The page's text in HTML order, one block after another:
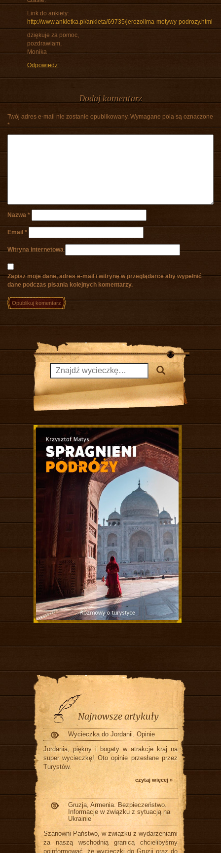
Link do ankiety:
http://www.ankietka.pl/ankieta/69735/jerozolima-motywy-podrozy.html
dziękuje za pomoc,
pozdrawiam,
Monika
Odpowiedz
Dodaj komentarz
Twój adres e-mail nie zostanie opublikowany. Wymagane pola są oznaczone
*
Nazwa *
Email *
Witryna internetowa
Zapisz moje dane, adres e-mail i witrynę w przeglądarce aby wypełnić
dane podczas pisania kolejnych komentarzy.
Najnowsze artykuły
Wycieczka do Jordanii. Opinie
Jordania, piękny i bogaty w atrakcje kraj na
super wycieczkę! Oto opinie przesłane przez
Turystów.
czytaj więcej »
Gruzja, Armenia. Bezpieczeństwo.
Informacje w związku z sytuacją na
Ukrainie
Szanowni Państwo, w związku z wydarzeniami
za naszą wschodnią granicą chcielibyśmy
poinformować, że wycieczki do Gruzji oraz do